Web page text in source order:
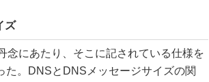
ズ
にあたり、そこに記されている仕様を
。DNSとDNSメッセージサイズの関